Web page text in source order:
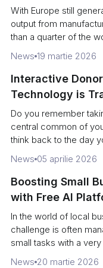
ports and supply
With Europe still
output from
than a quarter of the
News 19 martie 2026
Interactive
Technology is
Campus
Do you remember
central common of
think back to the day
News 05 aprilie 2026
Boosting Small
with Free AI
In the world of local
challenge is often
small tasks with a very
News 20 martie 2026